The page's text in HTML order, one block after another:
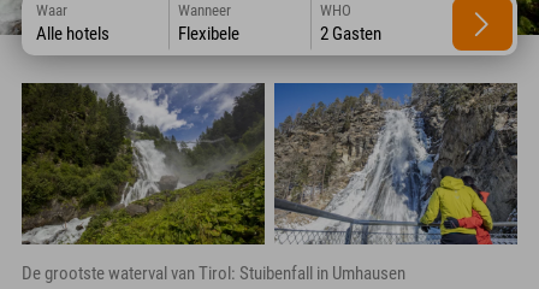
Waar
Alle hotels
Wanneer
Flexibele
WHO
2 Gasten
De grootste waterval van Tirol: Stuibenfall in Umhausen